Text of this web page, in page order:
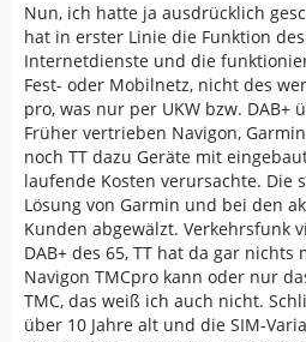
Nun, ich hatte ja ausdrücklich
hat in erster Linie die Funktion
Internetdienste und die
Fest- oder Mobilnetz, nicht des
pro, was nur per UKW bzw. DAB+
Früher vertrieben Navigon,
noch TT dazu Geräte mit
laufende Kosten verursachte. Die
Lösung von Garmin und bei den
Kunden abgewälzt. Verkehrsfunk
DAB+ des 65, TT hat da gar
Navigon TMCpro kann oder nur
TMC, das weiß ich auch nicht.
über 10 Jahre alt und die SIM-